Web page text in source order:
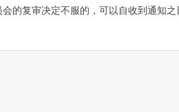
的复审决定不服的，可以自收到通知之